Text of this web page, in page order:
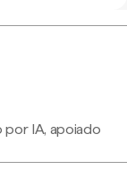
por IA, apoiado